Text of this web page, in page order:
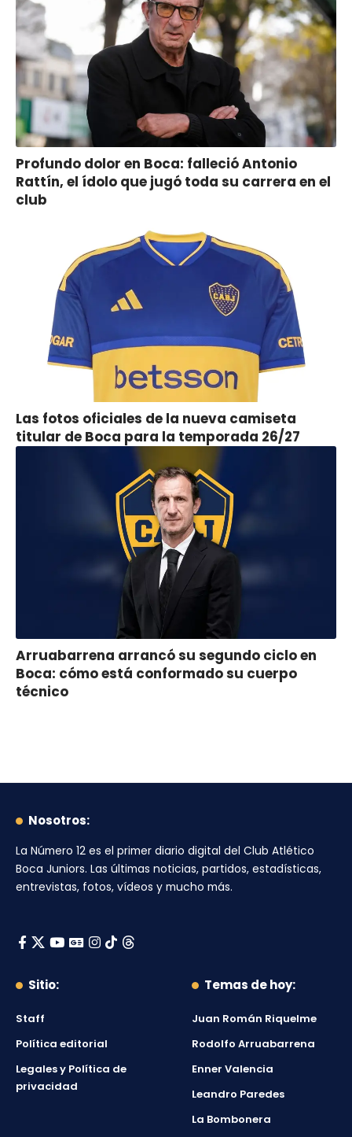
Profundo dolor en Boca: falleció Antonio
Rattín, el ídolo que jugó toda su carrera en el
club
Las fotos oficiales de la nueva camiseta
titular de Boca para la temporada 26/27
Arruabarrena arrancó su segundo ciclo en
Boca: cómo está conformado su cuerpo
técnico
Nosotros:
La Número 12 es el primer diario digital del Club Atlético
Boca Juniors. Las últimas noticias, partidos, estadísticas,
entrevistas, fotos, vídeos y mucho más.
Sitio:
Staff
Política editorial
Legales y Política de
privacidad
Temas de hoy:
Juan Román Riquelme
Rodolfo Arruabarrena
Enner Valencia
Leandro Paredes
La Bombonera